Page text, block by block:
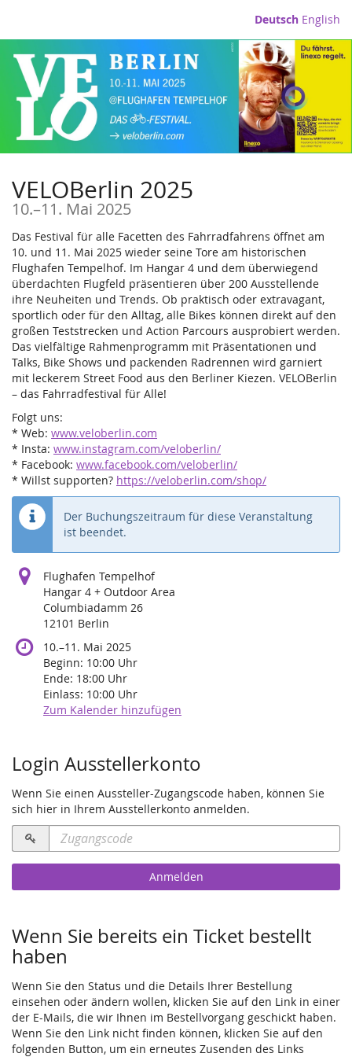
springen
Deutsch English
VELOBerlin 2025
10.–bis
11. Mai 2025
Das Festival für alle Facetten des Fahrradfahrens öffnet am
10. und 11. Mai 2025 wieder seine Tore am historischen
Flughafen Tempelhof. Im Hangar 4 und dem überwiegend
überdachten Flugfeld präsentieren über 200 Ausstellende
ihre Neuheiten und Trends. Ob praktisch oder extravagant,
sportlich oder für den Alltag, alle Bikes können direkt auf den
großen Teststrecken und Action Parcours ausprobiert werden.
Das vielfältige Rahmenprogramm mit Präsentationen und
Talks, Bike Shows und packenden Radrennen wird garniert
mit leckerem Street Food aus den Berliner Kiezen. VELOBerlin
– das Fahrradfestival für Alle!
Folgt uns:
* Web: www.veloberlin.com
* Insta: www.instagram.com/veloberlin/
* Facebook: www.facebook.com/veloberlin/
* Willst supporten? https://veloberlin.com/shop/
Der Buchungszeitraum für diese Veranstaltung
ist beendet.
Flughafen Tempelhof
Hangar 4 + Outdoor Area
Columbiadamm 26
12101 Berlin
10.–bis
11. Mai 2025
Beginn: 10:00 Uhr
Ende: 18:00 Uhr
Einlass: 10:00 Uhr
Zum Kalender hinzufügen
Login Ausstellerkonto
Wenn Sie einen Aussteller-Zugangscode haben, können Sie
sich hier in Ihrem Ausstellerkonto anmelden.
Zugangscode
erforderlich
Anmelden
Wenn Sie bereits ein Ticket bestellt
haben
Wenn Sie den Status und die Details Ihrer Bestellung
einsehen oder ändern wollen, klicken Sie auf den Link in einer
der E-Mails, die wir Ihnen im Bestellvorgang geschickt haben.
Wenn Sie den Link nicht finden können, klicken Sie auf den
folgenden Button, um ein erneutes Zusenden des Links